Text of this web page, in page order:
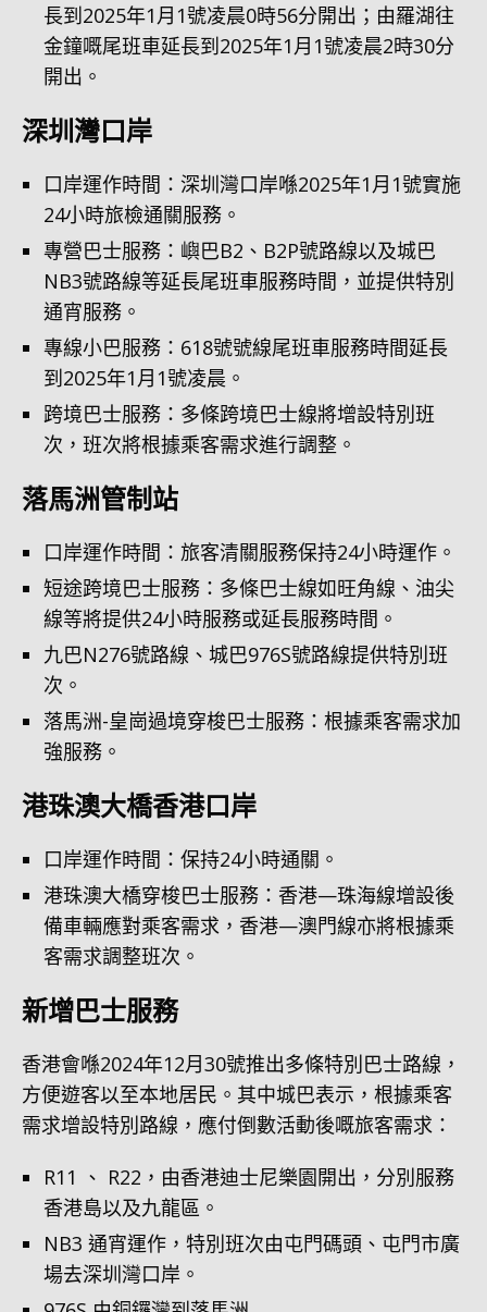
長到2025年1月1號凌晨0時56分開出；由羅湖往
金鐘嘅尾班車延長到2025年1月1號凌晨2時30分
開出。
深圳灣口岸
口岸運作時間：深圳灣口岸喺2025年1月1號實施
24小時旅檢通關服務。
專營巴士服務：嶼巴B2、B2P號路線以及城巴
NB3號路線等延長尾班車服務時間，並提供特別
通宵服務。
專線小巴服務：618號號線尾班車服務時間延長
到2025年1月1號凌晨。
跨境巴士服務：多條跨境巴士線將增設特別班
次，班次將根據乘客需求進行調整。
落馬洲管制站
口岸運作時間：旅客清關服務保持24小時運作。
短途跨境巴士服務：多條巴士線如旺角線、油尖
線等將提供24小時服務或延長服務時間。
九巴N276號路線、城巴976S號路線提供特別班
次。
落馬洲-皇崗過境穿梭巴士服務：根據乘客需求加
強服務。
港珠澳大橋香港口岸
口岸運作時間：保持24小時通關。
港珠澳大橋穿梭巴士服務：香港—珠海線增設後
備車輛應對乘客需求，香港—澳門線亦將根據乘
客需求調整班次。
新增巴士服務
香港會喺2024年12月30號推出多條特別巴士路線，
方便遊客以至本地居民。其中城巴表示，根據乘客
需求增設特別路線，應付倒數活動後嘅旅客需求：
R11 、 R22，由香港迪士尼樂園開出，分別服務
香港島以及九龍區。
NB3 通宵運作，特別班次由屯門碼頭、屯門市廣
場去深圳灣口岸。